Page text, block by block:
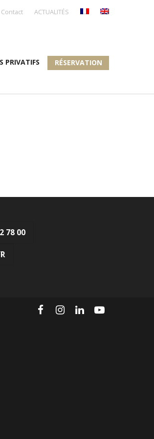
Contact ACTUALITÉS
PRIVATIFS RÉSERVATION
78 00